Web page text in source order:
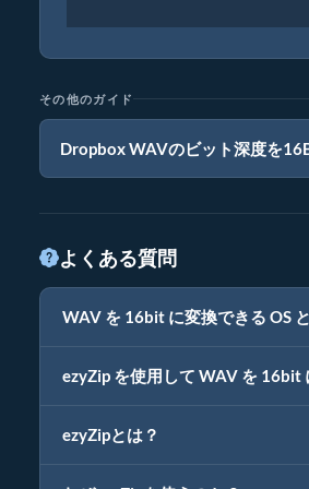
その他のガイド
Dropbox WAVのビット深度を
よくある質問
WAV を 16bit に変換できる OS
ezyZip を使用して WAV を 16bit
ezyZipとは？